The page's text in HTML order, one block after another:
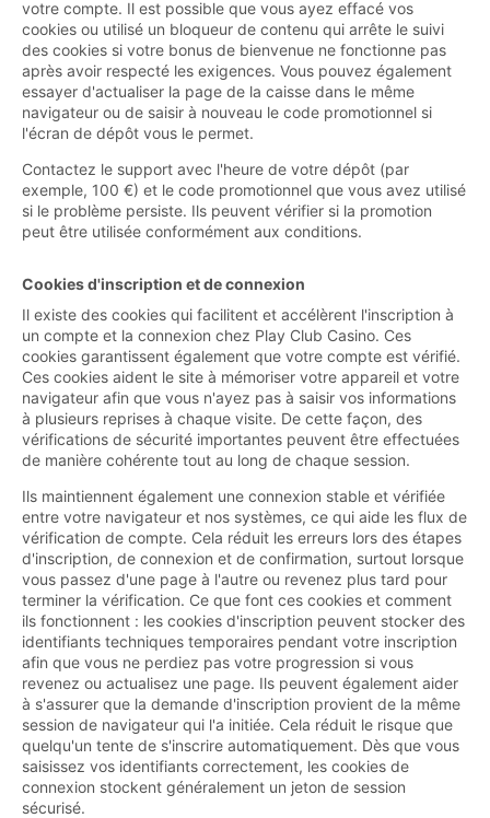
votre compte. Il est possible que vous ayez effacé vos
cookies ou utilisé un bloqueur de contenu qui arrête le suivi
des cookies si votre bonus de bienvenue ne fonctionne pas
après avoir respecté les exigences. Vous pouvez également
essayer d'actualiser la page de la caisse dans le même
navigateur ou de saisir à nouveau le code promotionnel si
l'écran de dépôt vous le permet.
Contactez le support avec l'heure de votre dépôt (par
exemple, 100 €) et le code promotionnel que vous avez utilisé
si le problème persiste. Ils peuvent vérifier si la promotion
peut être utilisée conformément aux conditions.
Cookies d'inscription et de connexion
Il existe des cookies qui facilitent et accélèrent l'inscription à
un compte et la connexion chez Play Club Casino. Ces
cookies garantissent également que votre compte est vérifié.
Ces cookies aident le site à mémoriser votre appareil et votre
navigateur afin que vous n'ayez pas à saisir vos informations
à plusieurs reprises à chaque visite. De cette façon, des
vérifications de sécurité importantes peuvent être effectuées
de manière cohérente tout au long de chaque session.
Ils maintiennent également une connexion stable et vérifiée
entre votre navigateur et nos systèmes, ce qui aide les flux de
vérification de compte. Cela réduit les erreurs lors des étapes
d'inscription, de connexion et de confirmation, surtout lorsque
vous passez d'une page à l'autre ou revenez plus tard pour
terminer la vérification. Ce que font ces cookies et comment
ils fonctionnent : les cookies d'inscription peuvent stocker des
identifiants techniques temporaires pendant votre inscription
afin que vous ne perdiez pas votre progression si vous
revenez ou actualisez une page. Ils peuvent également aider
à s'assurer que la demande d'inscription provient de la même
session de navigateur qui l'a initiée. Cela réduit le risque que
quelqu'un tente de s'inscrire automatiquement. Dès que vous
saisissez vos identifiants correctement, les cookies de
connexion stockent généralement un jeton de session
sécurisé.